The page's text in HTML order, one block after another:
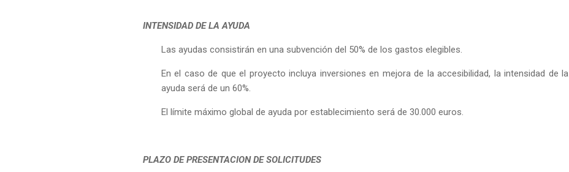
INTENSIDAD DE LA AYUDA
Las ayudas consistirán en una subvención del 50% de los gastos elegibles.
En el caso de que el proyecto incluya inversiones en mejora de la accesibilidad, la intensidad de la
ayuda será de un 60%.
El límite máximo global de ayuda por establecimiento será de 30.000 euros.
PLAZO DE PRESENTACION DE SOLICITUDES